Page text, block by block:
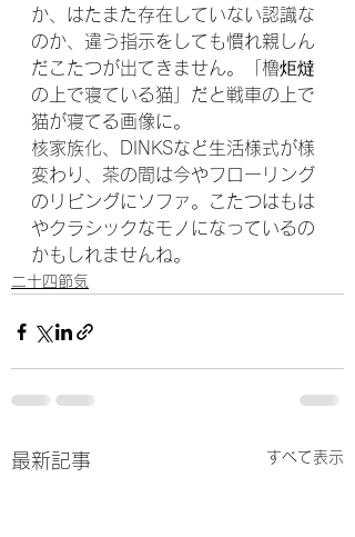
か、はたまた存在していない認識な
のか、違う指示をしても慣れ親しん
だこたつが出てきません。「櫓炬燵
の上で寝ている猫」だと戦車の上で
猫が寝てる画像に。
核家族化、DINKSなど生活様式が様
変わり、茶の間は今やフローリング
のリビングにソファ。こたつはもは
やクラシックなモノになっているの
かもしれませんね。
二十四節気
最新記事 すべて表示